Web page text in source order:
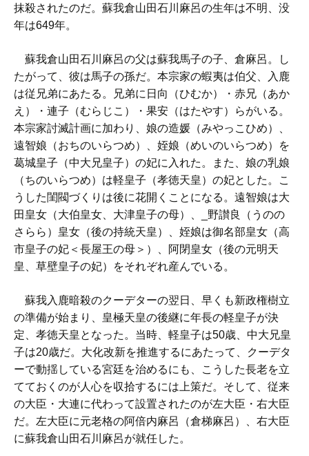
抹殺されたのだ。蘇我倉山田石川麻呂の生年は不明、没
年は649年。
蘇我倉山田石川麻呂の父は蘇我馬子の子、倉麻呂。し
たがって、彼は馬子の孫だ。本宗家の蝦夷は伯父、入鹿
は従兄弟にあたる。兄弟に日向（ひむか）・赤兄（あか
え）・連子（むらじこ）・果安（はたやす）らがいる。
本宗家討滅計画に加わり、娘の造媛（みやっこひめ）、
遠智娘（おちのいらつめ）、姪娘（めいのいらつめ）を
葛城皇子（中大兄皇子）の妃に入れた。また、娘の乳娘
（ちのいらつめ）は軽皇子（孝徳天皇）の妃とした。こ
うした閨閥づくりは後に花開くことになる。遠智娘は大
田皇女（大伯皇女、大津皇子の母）、_野讃良（うのの
さらら）皇女（後の持統天皇）、姪娘は御名部皇女（高
市皇子の妃＜長屋王の母＞）、阿閉皇女（後の元明天
皇、草壁皇子の妃）をそれぞれ産んでいる。
蘇我入鹿暗殺のクーデターの翌日、早くも新政権樹立
の準備が始まり、皇極天皇の後継に年長の軽皇子が決
定、孝徳天皇となった。当時、軽皇子は50歳、中大兄皇
子は20歳だ。大化改新を推進するにあたって、クーデタ
ーで動揺している宮廷を治めるにも、こうした長老を立
てておくのが人心を収拾するには上策だ。そして、従来
の大臣・大連に代わって設置されたのが左大臣・右大臣
だ。左大臣に元老格の阿倍内麻呂（倉梯麻呂）、右大臣
に蘇我倉山田石川麻呂が就任した。